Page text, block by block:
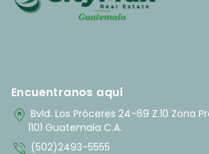
Encuentranos aquí
home_pin Bvld. Los Próceres 24-69 Z.10 Zona
1101 Guatemala C.A.
phone_in_talk (502)2493-5555